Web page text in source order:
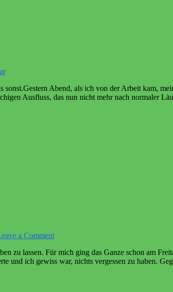
zu
kann
sie…
Abend, als ich von der Arbeit kam,
Ausfluss, das nun nicht mehr nach normaler
a Commenton
BLOOMING
DAYS
zu lassen. Für mich ging das Ganze schon am
und ich gewiss war, nichts vergessen zu haben.